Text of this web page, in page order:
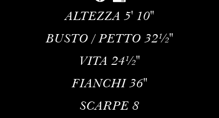
ALTEZZA 5' 10''
BUSTO / PETTO 32½''
VITA 24½''
FIANCHI 36''
SCARPE 8